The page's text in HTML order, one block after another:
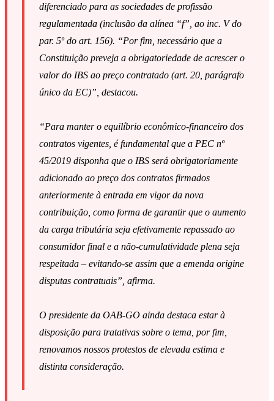
diferenciado para as sociedades de profissão
regulamentada (inclusão da alínea “f”, ao inc. V do
par. 5º do art. 156). “Por fim, necessário que a
Constituição preveja a obrigatoriedade de acrescer o
valor do IBS ao preço contratado (art. 20, parágrafo
único da EC)”, destacou.
“Para manter o equilíbrio econômico-financeiro dos
contratos vigentes, é fundamental que a PEC nº
45/2019 disponha que o IBS será obrigatoriamente
adicionado ao preço dos contratos firmados
anteriormente à entrada em vigor da nova
contribuição, como forma de garantir que o aumento
da carga tributária seja efetivamente repassado ao
consumidor final e a não-cumulatividade plena seja
respeitada – evitando-se assim que a emenda origine
disputas contratuais”, afirma.
O presidente da OAB-GO ainda destaca estar à
disposição para tratativas sobre o tema, por fim,
renovamos nossos protestos de elevada estima e
distinta consideração.